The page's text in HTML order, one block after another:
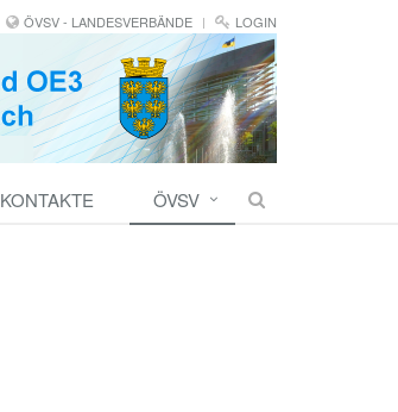
ÖVSV - LANDESVERBÄNDE LOGIN
KONTAKTE ÖVSV